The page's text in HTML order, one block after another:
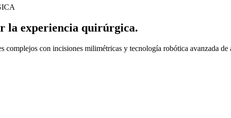
la experiencia quirúrgica.
complejos con incisiones milimétricas y tecnología robótica avanzada